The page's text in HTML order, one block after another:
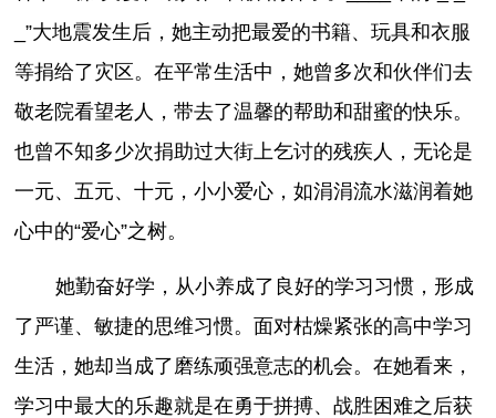
_”大地震发生后，她主动把最爱的书籍、玩具和衣服
等捐给了灾区。在平常生活中，她曾多次和伙伴们去
敬老院看望老人，带去了温馨的帮助和甜蜜的快乐。
也曾不知多少次捐助过大街上乞讨的残疾人，无论是
一元、五元、十元，小小爱心，如涓涓流水滋润着她
心中的“爱心”之树。
她勤奋好学，从小养成了良好的学习习惯，形成
了严谨、敏捷的思维习惯。面对枯燥紧张的高中学习
生活，她却当成了磨练顽强意志的机会。在她看来，
学习中最大的乐趣就是在勇于拼搏、战胜困难之后获